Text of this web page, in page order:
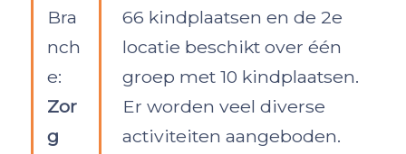
Bra
nch
e:
Zor
g
66 kindplaatsen en de 2e
locatie beschikt over één
groep met 10 kindplaatsen.
Er worden veel diverse
activiteiten aangeboden.